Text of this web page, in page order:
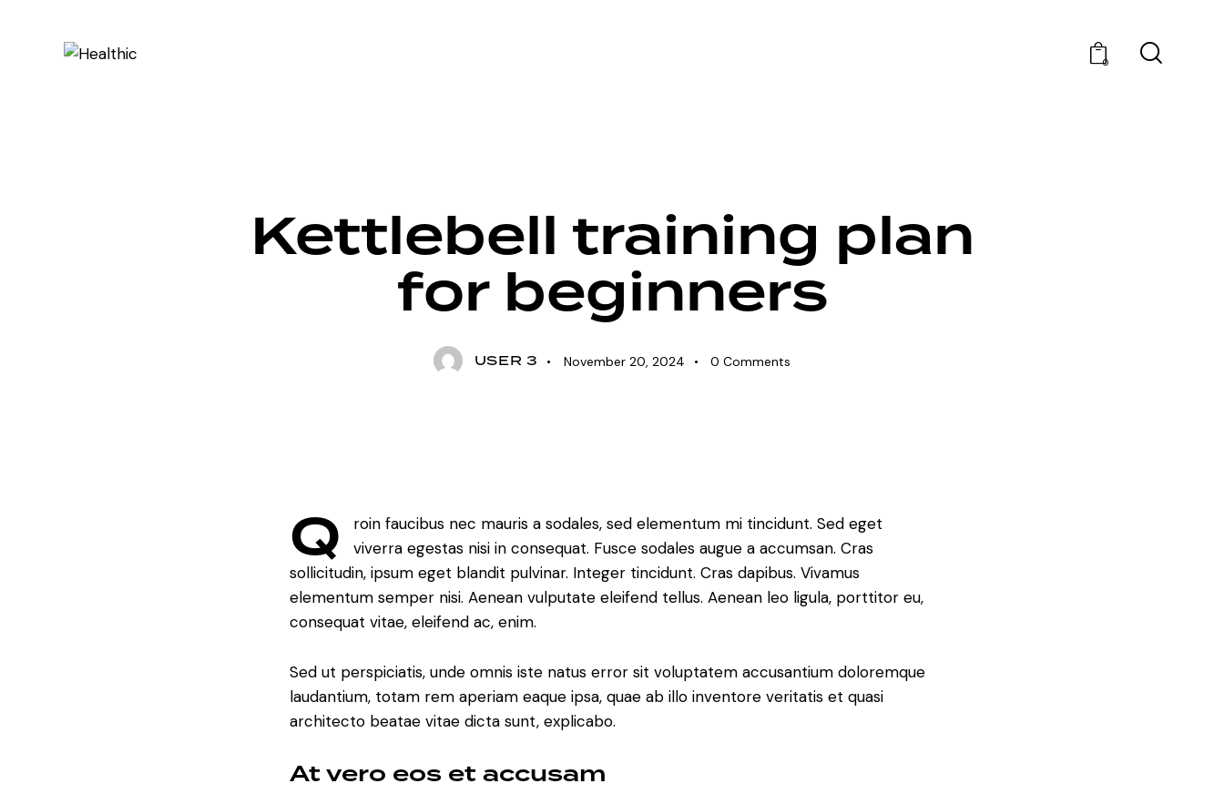
0
Kettlebell training plan
for beginners
USER 3 November 20, 2024 0 Comments
Q
roin faucibus nec mauris a sodales, sed elementum mi tincidunt. Sed eget
viverra egestas nisi in consequat. Fusce sodales augue a accumsan. Cras
sollicitudin, ipsum eget blandit pulvinar. Integer tincidunt. Cras dapibus. Vivamus
elementum semper nisi. Aenean vulputate eleifend tellus. Aenean leo ligula, porttitor eu,
consequat vitae, eleifend ac, enim.
Sed ut perspiciatis, unde omnis iste natus error sit voluptatem accusantium doloremque
laudantium, totam rem aperiam eaque ipsa, quae ab illo inventore veritatis et quasi
architecto beatae vitae dicta sunt, explicabo.
At vero eos et accusam